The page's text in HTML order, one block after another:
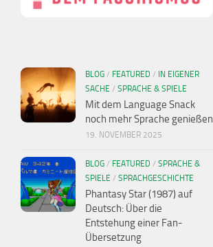
BLOG / FEATURED / IN EIGENER
SACHE / SPRACHE & SPIELE
Mit dem Language Snack
noch mehr Sprache genießen
19. NOVEMBER 2025
BLOG / FEATURED / SPRACHE &
SPIELE / SPRACHGESCHICHTE
Phantasy Star (1987) auf
Deutsch: Über die
Entstehung einer Fan-
Übersetzung